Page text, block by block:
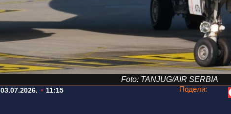
Foto: TANJUG/AIR SERBIA
03.07.2026. 11:15 Подели: